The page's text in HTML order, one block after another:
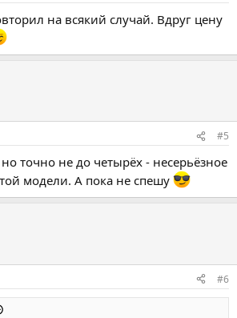
на всякий случай. Вдруг цену
#5
точно не до четырёх - несерьёзное
модели. А пока не спешу
#6